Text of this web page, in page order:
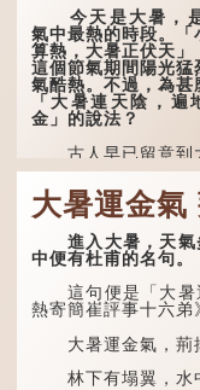
今天是大暑，
氣中最熱的時段。「
算熱，大暑正伏天」
這個節氣期間陽光猛
氣酷熱。不過，為甚
「大暑連天陰，遍
金」的說法？
古人早已留意到
間的氣候規律。《
時訓解》記載：「
日，腐草化為螢。又
土潤溽暑。又五日，
行。」意思是說，大
螢火蟲出生，土地濕
有大雨出現。
大暑運金氣
進入大暑，天氣
中便有杜甫的名句。
這句便是「大暑
熱寄簡崔評事十六弟
大暑運金氣，荊
林下有塌翼，水